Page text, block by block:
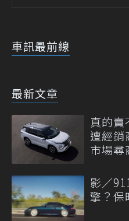
車訊最前線
最新文章
真的
遭經銷
市場尋
影／
擎？保